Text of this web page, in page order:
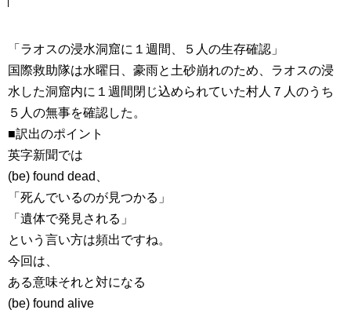
「ラオスの浸水洞窟に１週間、５人の生存確認」
国際救助隊は水曜日、豪雨と土砂崩れのため、ラオスの浸
水した洞窟内に１週間閉じ込められていた村人７人のうち
５人の無事を確認した。
■訳出のポイント
英字新聞では
(be) found dead、
「死んでいるのが見つかる」
「遺体で発見される」
という言い方は頻出ですね。
今回は、
ある意味それと対になる
(be) found alive